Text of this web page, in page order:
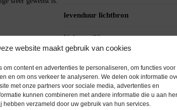
website maakt gebruik van cookies
om content en advertenties te personaliseren, om functies voor
en om ons verkeer te analyseren. We delen ook informatie
met onze partners voor sociale media, advertenties en
kunnen combineren met andere informatie die u aan
hebben verzameld door uw gebruik van hun services.
eenvoudig te
waardoor ze minder
zakelijk gebruik.
levenduur lichtbron
Voltage (V)
IP waarde
Kleur glas